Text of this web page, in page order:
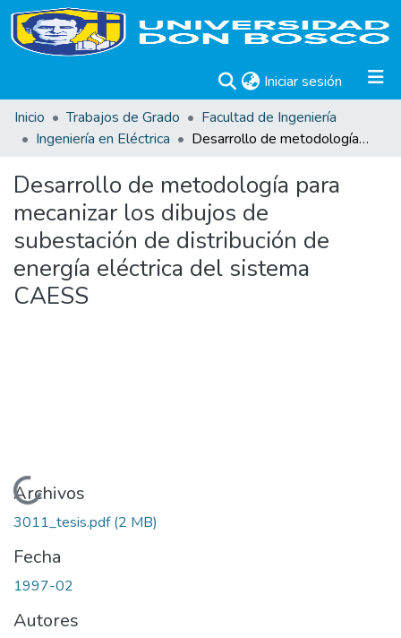
Iniciar sesión (current)
Inicio
Trabajos de Grado
Facultad de Ingeniería
Ingeniería en Eléctrica
Desarrollo de metodología para mecanizar los dibujos de subestación de distribución de energía eléctrica del sistema CAESS
Desarrollo de metodología para
mecanizar los dibujos de
subestación de distribución de
energía eléctrica del sistema
CAESS
Cargando...
Archivos
3011_tesis.pdf(2 MB)
Fecha
1997-02
Autores